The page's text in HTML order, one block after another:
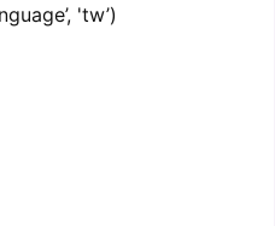
'tw’)